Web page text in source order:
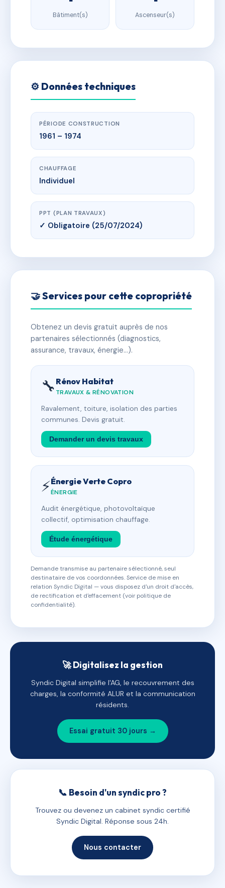
Bâtiment(s) Ascenseur(s)
⚙️ Données techniques
PÉRIODE CONSTRUCTION
1961 – 1974
CHAUFFAGE
Individuel
PPT (PLAN TRAVAUX)
✓ Obligatoire (25/07/2024)
🤝 Services pour cette copropriété
Obtenez un devis gratuit auprès de nos
partenaires sélectionnés (diagnostics,
assurance, travaux, énergie…).
🔧 Rénov Habitat
TRAVAUX & RÉNOVATION
Ravalement, toiture, isolation des parties
communes. Devis gratuit.
Demander un devis travaux
⚡Énergie Verte Copro
ÉNERGIE
Audit énergétique, photovoltaïque
collectif, optimisation chauffage.
Étude énergétique
Demande transmise au partenaire sélectionné, seul
destinataire de vos coordonnées. Service de mise en
relation Syndic Digital — vous disposez d'un droit d'accès,
de rectification et d'effacement (voir politique de
confidentialité).
🚀 Digitalisez la gestion
Syndic Digital simplifie l'AG, le recouvrement des
charges, la conformité ALUR et la communication
résidents.
Essai gratuit 30 jours →
📞 Besoin d'un syndic pro ?
Trouvez ou devenez un cabinet syndic certifié
Syndic Digital. Réponse sous 24h.
Nous contacter